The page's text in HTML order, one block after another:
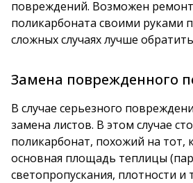
повреждений. Возможен
поликарбоната своими руками
сложных случаях лучше
Замена поврежденного
В случае серьезного
замена листов. В этом случае
поликарбонат, похожий на
основная площадь теплицы
светопропускания, плотности и